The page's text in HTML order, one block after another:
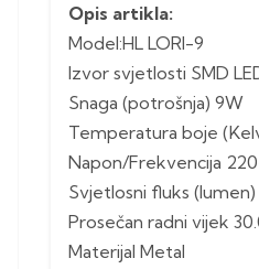
Opis artikla:
Model:HL LORI-9
Izvor svjetlosti SMD
Snaga (potrošnja) 9W
Temperatura boje
Napon/Frekvencija
Svjetlosni fluks
Prosečan radni vijek
Materijal Metal